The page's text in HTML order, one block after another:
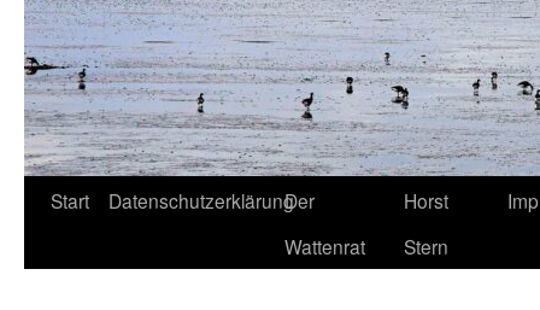
Start DatenschutzerklärungDer
Wattenrat
Horst
Stern